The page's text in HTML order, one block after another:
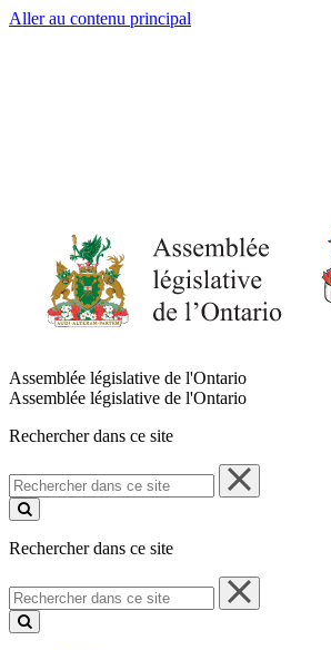
Aller au contenu principal
Assemblée législative de l'Ontario
Assemblée législative de l'Ontario
Rechercher dans ce site
Rechercher
dans
ce
Rechercher dans ce site
Rechercher
dans
ce